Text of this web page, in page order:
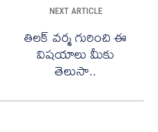
NEXT ARTICLE
తిలక్ వర్మ గురించి ఈ
విషయాలు మీకు
తెలుసా..